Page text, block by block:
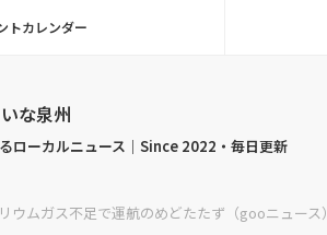
トカレンダー
な泉州
ローカルニュース｜Since 2022・毎日更新
ムガス不足で運航のめどたたず（gooニュース）